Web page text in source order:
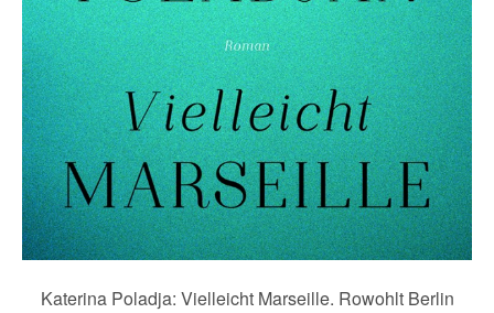
Katerina Poladja: Vielleicht Marseille. Rowohlt Berlin